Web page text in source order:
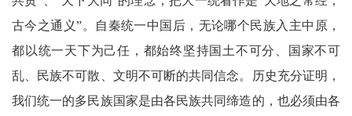
古今之通义”。自秦统一中国后，无论哪个民族入主中原，
都以统一天下为己任，都始终坚持国土不可分、国家不可
乱、民族不可散、文明不可断的共同信念。历史充分证明，
我们统一的多民族国家是由各民族共同缔造的，也必须由各